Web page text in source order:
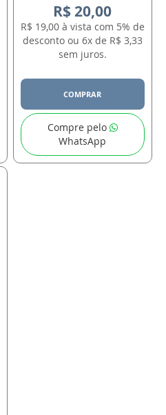
R$ 20,00
R$ 19,00 à vista com 5% de
desconto ou 6x de R$ 3,33
sem juros.
COMPRAR
Compre pelo
WhatsApp